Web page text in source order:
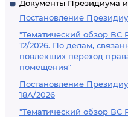
Документы Президиума
Постановление
"Тематический обзор ВС
12/2026. По делам,
повлекших переход
помещения"
Постановление
18А/2026
"Тематический обзор ВС